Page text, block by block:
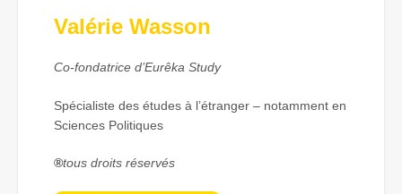
Valérie Wasson
Co-fondatrice d’Eurêka Study
Spécialiste des études à l’étranger – notamment en
Sciences Politiques
®tous droits réservés